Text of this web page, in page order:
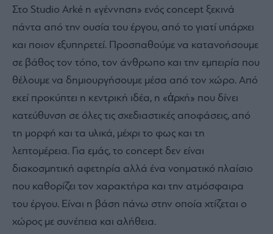
Στο Studio Arké η «γέννηση» ενός concept ξεκινά
πάντα από την ουσία του έργου, από το γιατί υπάρχει
και ποιον εξυπηρετεί. Προσπαθούμε να κατανοήσουμε
σε βάθος τον τόπο, τον άνθρωπο και την εμπειρία που
θέλουμε να δημιουργήσουμε μέσα από τον χώρο. Από
εκεί προκύπτει η κεντρική ιδέα, η «ἀρχή» που δίνει
κατεύθυνση σε όλες τις σχεδιαστικές αποφάσεις, από
τη μορφή και τα υλικά, μέχρι το φως και τη
λεπτομέρεια. Για εμάς, το concept δεν είναι
διακοσμητική αφετηρία αλλά ένα νοηματικό πλαίσιο
που καθορίζει τον χαρακτήρα και την ατμόσφαιρα
του έργου. Είναι η βάση πάνω στην οποία χτίζεται ο
χώρος με συνέπεια και αλήθεια.